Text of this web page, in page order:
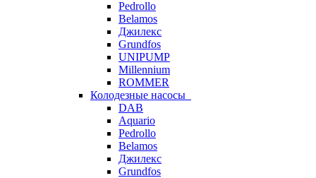
Pedrollo
Belamos
Джилекс
Grundfos
UNIPUMP
Millennium
ROMMER
Колодезные насосы
DAB
Aquario
Pedrollo
Belamos
Джилекс
Grundfos